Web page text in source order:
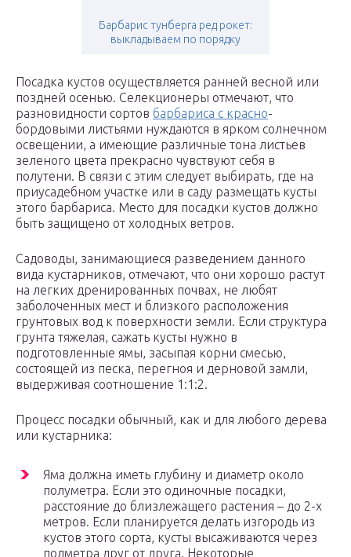
Барбарис тунберга ред рокет:
выкладываем по порядку
Посадка кустов осуществляется ранней весной или
поздней осенью. Селекционеры отмечают, что
разновидности сортов барбариса с красно-
бордовыми листьями нуждаются в ярком солнечном
освещении, а имеющие различные тона листьев
зеленого цвета прекрасно чувствуют себя в
полутени. В связи с этим следует выбирать, где на
приусадебном участке или в саду размещать кусты
этого барбариса. Место для посадки кустов должно
быть защищено от холодных ветров.
Садоводы, занимающиеся разведением данного
вида кустарников, отмечают, что они хорошо растут
на легких дренированных почвах, не любят
заболоченных мест и близкого расположения
грунтовых вод к поверхности земли. Если структура
грунта тяжелая, сажать кусты нужно в
подготовленные ямы, засыпая корни смесью,
состоящей из песка, перегноя и дерновой замли,
выдерживая соотношение 1:1:2.
Процесс посадки обычный, как и для любого дерева
или кустарника:
Яма должна иметь глубину и диаметр около
полуметра. Если это одиночные посадки,
расстояние до близлежащего растения – до 2-х
метров. Если планируется делать изгородь из
кустов этого сорта, кусты высаживаются через
полметра друг от друга. Некоторые